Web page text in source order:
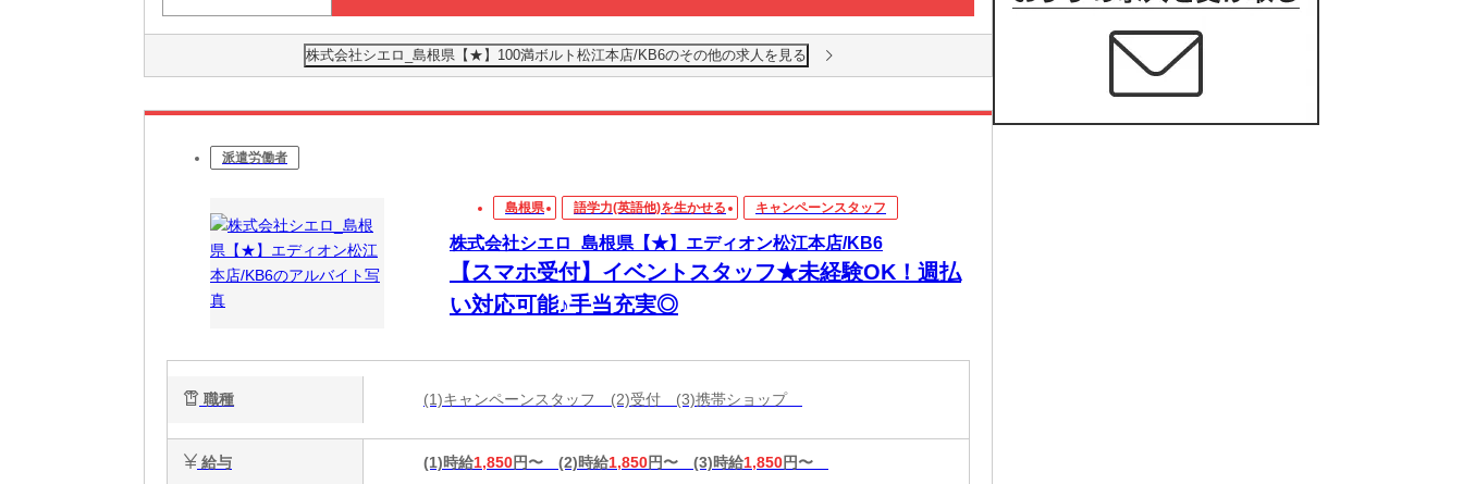
株式会社シエロ_島根県【★】100満ボルト松江本店/KB6のその他の求人を見る
派遣労働者
島根県 語学力(英語他)を生かせる キャンペーンスタッフ
株式会社シエロ_島根県【★】エディオン松江本店/KB6
【スマホ受付】イベントスタッフ★未経験OK！週払
い対応可能♪手当充実◎
職種 (1)キャンペーンスタッフ (2)受付 (3)携帯ショップ
給与 (1)時給1,850円〜 (2)時給1,850円〜 (3)時給1,850円〜